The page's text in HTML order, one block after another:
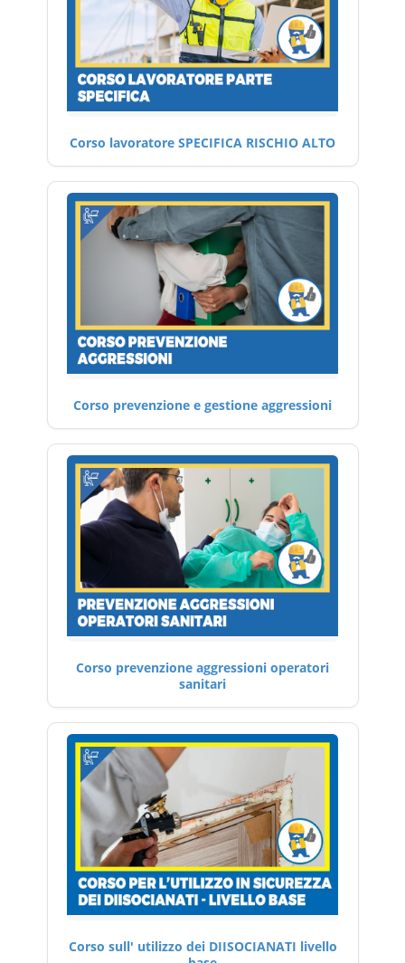
Corso lavoratore SPECIFICA RISCHIO ALTO
Corso prevenzione e gestione aggressioni
Corso prevenzione aggressioni operatori
sanitari
Corso sull' utilizzo dei DIISOCIANATI livello